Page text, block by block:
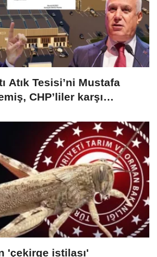
Atık Tesisi’ni Mustafa
CHP’liler karşı
'çekirge istilası'